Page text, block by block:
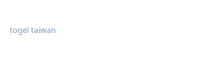
togel taiwan